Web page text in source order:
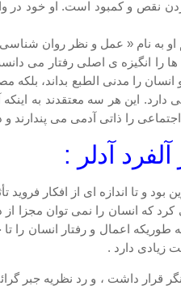
نقص و کمبود است. او خود در
او به نام « عمل و نظر روان
را انگیزه ی اصلی رفتار می
را مدنی الطبع بداند، بلکه
دارد. این هر سه معتقدند به
را ذاتی آدمی می
آدلر :
بود و تا اندازه ای از افکار
که انسان را نمی توان مجزا از
طوریکه اعمال و رفتار انسان
زیادی دارد .
قرار داشت ، و رد نظریه جبر